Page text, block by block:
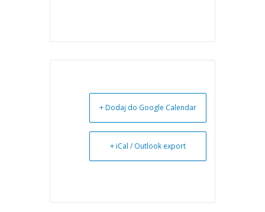
+ Dodaj do Google Calendar
+ iCal / Outlook export